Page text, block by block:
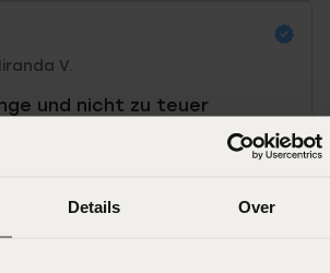
Details Over
V.
und nicht zu teuer
Mehr anzeigen